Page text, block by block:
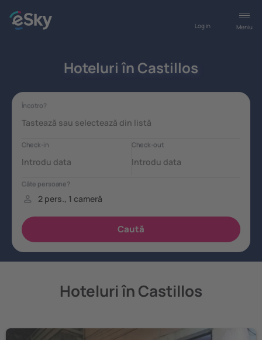
Meniu
Log in
Hoteluri în Castillos
Hoteluri în Castillos